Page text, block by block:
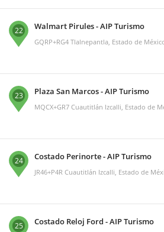
22 Walmart Pirules - AIP Turismo
GQRP+RG4 Tlalnepantla, Estado de
23 Plaza San Marcos - AIP Turismo
MQCX+GR7 Cuautitlán Izcalli, Estado de
24 Costado Perinorte - AIP Turismo
JR46+P4R Cuautitlán Izcalli, Estado de
25 Costado Reloj Ford - AIP Turismo